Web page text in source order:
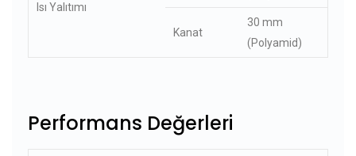
Isı Yalıtımı
Kanat
30 mm
(Polyamid)
Performans Değerleri